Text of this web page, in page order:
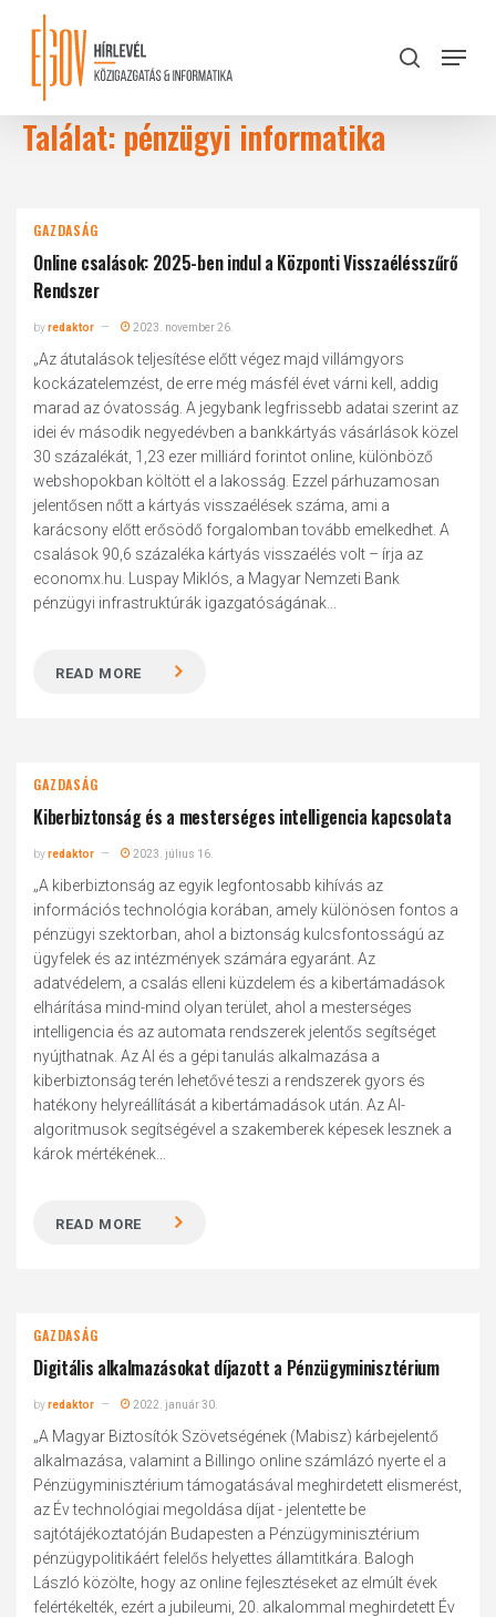
content
search
Menu
Találat: pénzügyi informatika
GAZDASÁG
Online csalások: 2025-ben indul a Központi Visszaélésszűrő
Rendszer
byredaktor 2023. november 26.
„Az átutalások teljesítése előtt végez majd villámgyors
kockázatelemzést, de erre még másfél évet várni kell, addig
marad az óvatosság. A jegybank legfrissebb adatai szerint az
idei év második negyedévben a bankkártyás vásárlások közel
30 százalékát, 1,23 ezer milliárd forintot online, különböző
webshopokban költött el a lakosság. Ezzel párhuzamosan
jelentősen nőtt a kártyás visszaélések száma, ami a
karácsony előtt erősödő forgalomban tovább emelkedhet. A
csalások 90,6 százaléka kártyás visszaélés volt – írja az
economx.hu. Luspay Miklós, a Magyar Nemzeti Bank
pénzügyi infrastruktúrák igazgatóságának...
READ MORE
GAZDASÁG
Kiberbiztonság és a mesterséges intelligencia kapcsolata
byredaktor 2023. július 16.
„A kiberbiztonság az egyik legfontosabb kihívás az
információs technológia korában, amely különösen fontos a
pénzügyi szektorban, ahol a biztonság kulcsfontosságú az
ügyfelek és az intézmények számára egyaránt. Az
adatvédelem, a csalás elleni küzdelem és a kibertámadások
elhárítása mind-mind olyan terület, ahol a mesterséges
intelligencia és az automata rendszerek jelentős segítséget
nyújthatnak. Az AI és a gépi tanulás alkalmazása a
kiberbiztonság terén lehetővé teszi a rendszerek gyors és
hatékony helyreállítását a kibertámadások után. Az AI-
algoritmusok segítségével a szakemberek képesek lesznek a
károk mértékének...
READ MORE
GAZDASÁG
Digitális alkalmazásokat díjazott a Pénzügyminisztérium
byredaktor 2022. január 30.
„A Magyar Biztosítók Szövetségének (Mabisz) kárbejelentő
alkalmazása, valamint a Billingo online számlázó nyerte el a
Pénzügyminisztérium támogatásával meghirdetett elismerést,
az Év technológiai megoldása díjat - jelentette be
sajtótájékoztatóján Budapesten a Pénzügyminisztérium
pénzügypolitikáért felelős helyettes államtitkára. Balogh
László közölte, hogy az online fejlesztéseket az elmúlt évek
felértékelték, ezért a jubileumi, 20. alkalommal meghirdetett Év
Close